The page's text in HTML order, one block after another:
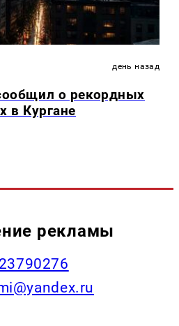
день назад
о рекордных
в Кургане
рекламы